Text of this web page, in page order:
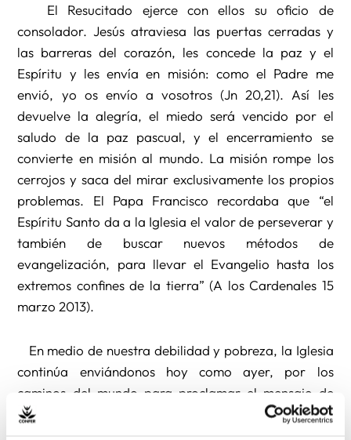
El Resucitado ejerce con ellos su oficio de
consolador. Jesús atraviesa las puertas cerradas y
las barreras del corazón, les concede la paz y el
Espíritu y les envía en misión: como el Padre me
envió, yo os envío a vosotros (Jn 20,21). Así les
devuelve la alegría, el miedo será vencido por el
saludo de la paz pascual, y el encerramiento se
convierte en misión al mundo. La misión rompe los
cerrojos y saca del mirar exclusivamente los propios
problemas. El Papa Francisco recordaba que “el
Espíritu Santo da a la Iglesia el valor de perseverar y
también de buscar nuevos métodos de
evangelización, para llevar el Evangelio hasta los
extremos confines de la tierra” (A los Cardenales 15
marzo 2013).
En medio de nuestra debilidad y pobreza, la Iglesia
continúa enviándonos hoy como ayer, por los
caminos del mundo para proclamar el mensaje de
Jesús. Así, la vida religiosa se siente, por su